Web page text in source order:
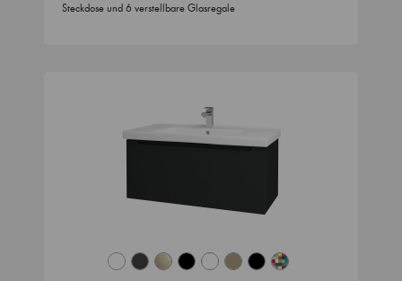
Steckdose und 6 verstellbare Glasregale